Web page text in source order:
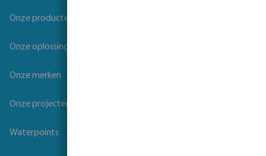
Onze producten
Onze oplossingen
Onze merken
Onze projecten
Waterpoints